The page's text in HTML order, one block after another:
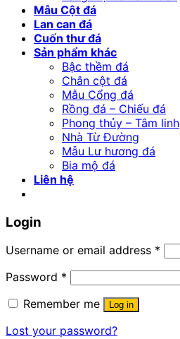
Mẫu Cột đá
Lan can đá
Cuốn thư đá
Sản phẩm khác
Bậc thềm đá
Chân cột đá
Mẫu Cổng đá
Rồng đá – Chiếu đá
Phong thủy – Tâm linh
Nhà Từ Đường
Mẫu Lư hương đá
Bia mộ đá
Liên hệ
Login
Username or email address *
Password *
Remember me
Log in
Lost your password?